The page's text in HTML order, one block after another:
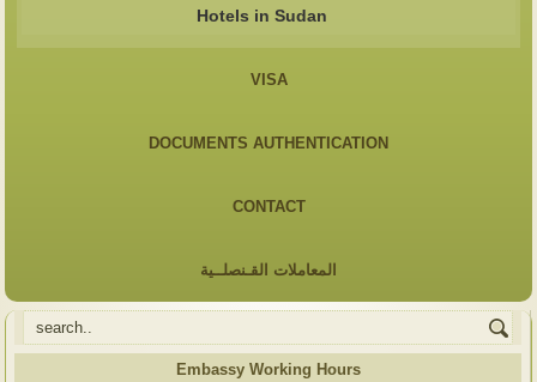
Hotels in Sudan
VISA
DOCUMENTS AUTHENTICATION
CONTACT
المعاملات القـنصلــية
Embassy Working Hours